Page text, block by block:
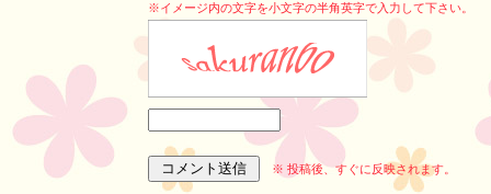
※イメージ内の文字を小文字の半角英字で入力して下さい。
※ 投稿後、すぐに反映されます。